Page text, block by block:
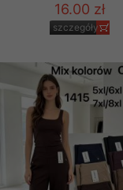
16.00 zł
szczegóły